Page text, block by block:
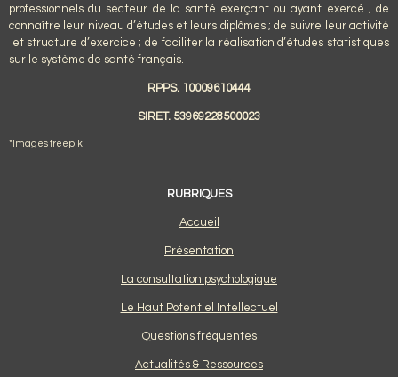
professionnels du secteur de la santé exerçant ou ayant exercé ; de
connaître leur niveau d’études et leurs diplômes ; de suivre leur activité
et structure d’exercice ; de faciliter la réalisation d’études statistiques
sur le système de santé français.
RPPS. 10009610444
SIRET. 53969228500023
*Images freepik
RUBRIQUES
Accueil
Présentation
La consultation psychologique
Le Haut Potentiel Intellectuel
Questions fréquentes
Actualités & Ressources